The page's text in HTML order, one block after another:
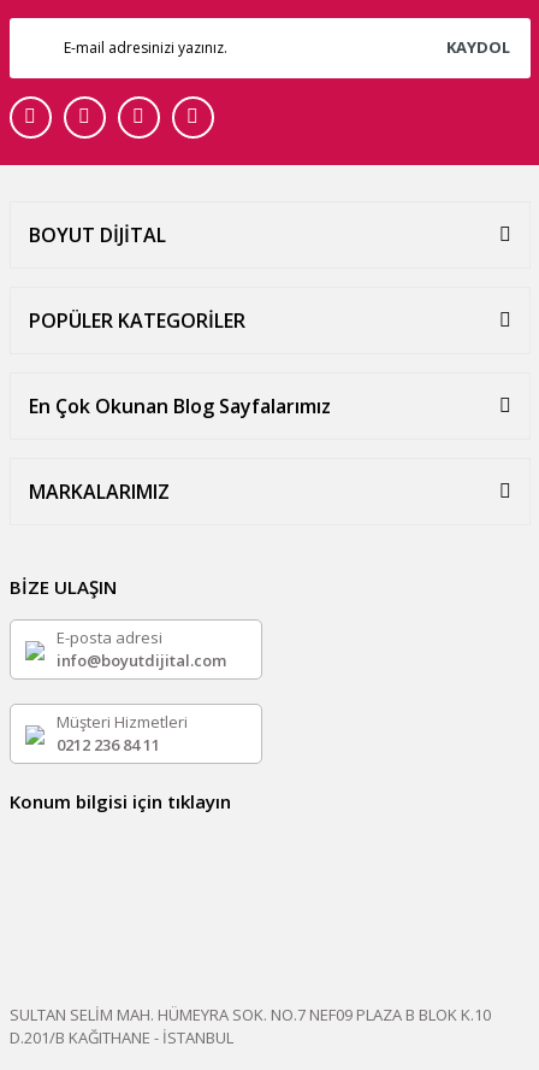
KAYDOL
BOYUT DİJİTAL
POPÜLER KATEGORİLER
En Çok Okunan Blog Sayfalarımız
MARKALARIMIZ
BİZE ULAŞIN
E-posta adresi
info@boyutdijital.com
Müşteri Hizmetleri
0212 236 84 11
Konum bilgisi için tıklayın
SULTAN SELİM MAH. HÜMEYRA SOK. NO.7 NEF09 PLAZA B BLOK K.10
D.201/B KAĞITHANE - İSTANBUL